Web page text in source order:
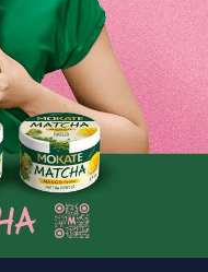
zł
+